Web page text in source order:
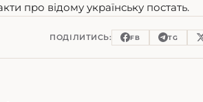
про відому українську постать.
ПОДІЛИТИСЬ: FB TG